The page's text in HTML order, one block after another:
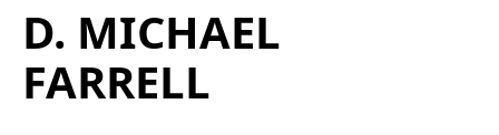
D. MICHAEL
FARRELL